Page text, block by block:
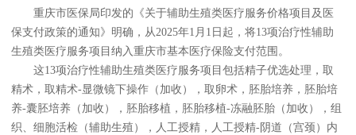
重庆市医保局印发的《关于辅助生殖类医疗服务价格项目及医
保支付政策的通知》明确，从2025年1月1日起，将13项治疗性辅助
生殖类医疗服务项目纳入重庆市基本医疗保险支付范围。
这13项治疗性辅助生殖类医疗服务项目包括精子优选处理，取
精术，取精术-显微镜下操作（加收），取卵术，胚胎培养，胚胎培
养-囊胚培养（加收），胚胎移植，胚胎移植-冻融胚胎（加收），组
织、细胞活检（辅助生殖），人工授精，人工授精-阴道（宫颈）内